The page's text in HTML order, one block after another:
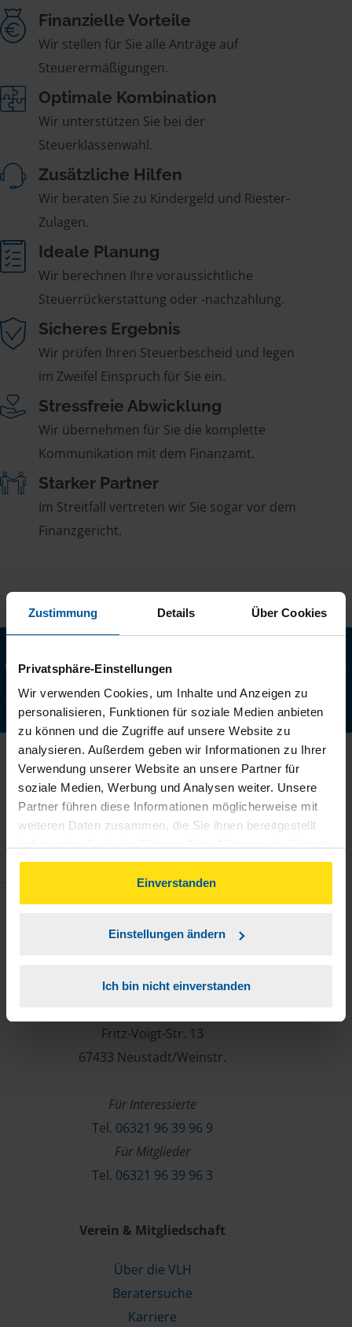
Zustimmung Details Über Cookies
Privatsphäre-Einstellungen
Wir verwenden Cookies, um Inhalte und Anzeigen zu
personalisieren, Funktionen für soziale Medien anbieten
zu können und die Zugriffe auf unsere Website zu
analysieren. Außerdem geben wir Informationen zu Ihrer
Verwendung unserer Website an unsere Partner für
soziale Medien, Werbung und Analysen weiter. Unsere
Partner führen diese Informationen möglicherweise mit
weiteren Daten zusammen, die Sie ihnen bereitgestellt
gesammelt haben. Indem Sie auf Einverstanden klicken,
können Sie der Verwendung von Cookies, gemäß
unserer
Einverstanden
Einstellungen ändern
Ich bin nicht einverstanden
Finanzielle Vorteile
Wir stellen für Sie alle Anträge auf
Steuerermäßigungen.
Optimale Kombination
Wir unterstützen Sie bei der
Steuerklassenwahl.
Zusätzliche Hilfen
Wir beraten Sie zu Kindergeld und Riester-
Zulagen.
Ideale Planung
Wir berechnen Ihre voraussichtliche
Steuerrückerstattung oder -nachzahlung.
Sicheres Ergebnis
Wir prüfen Ihren Steuerbescheid und legen
im Zweifel Einspruch für Sie ein.
Stressfreie Abwicklung
Wir übernehmen für Sie die komplette
Kommunikation mit dem Finanzamt.
Starker Partner
Im Streitfall vertreten wir Sie sogar vor dem
Finanzgericht.
Lernen Sie uns kennen
Wir sind Deutschlands größter Lohnsteuerhilfeverein und
wir machen Ihre Steuererklärung.
Steuern machen
Lohnsteuerhilfeverein
Fritz-Voigt-Str. 13
67433 Neustadt/Weinstr.
Für Interessierte
Tel. 06321 96 39 96 9
Für Mitglieder
Tel. 06321 96 39 96 3
Verein & Mitgliedschaft
Über die VLH
Beratersuche
Karriere